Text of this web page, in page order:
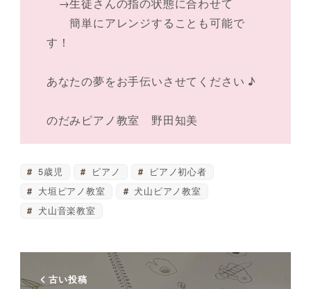
簡単にアレンジすることも可能で
す！
あなたの夢をお手伝いさせてください ♪
のだみピアノ教室 野田知美
5歳児 ピアノ
ピアノ初心者
大垣ピアノ教室
犬山ピアノ教室
犬山音楽教室
古い投稿